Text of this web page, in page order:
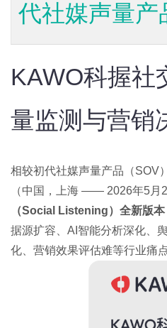
代社媒声量产
KAWO科握社
量监测与营销
相较初代社媒声量产品（SOV
（中国，上海 —— 2026年5月
（Social Listening）全新版本
据源扩容、AI智能分析深化、
化、营销效果评估难等行业痛